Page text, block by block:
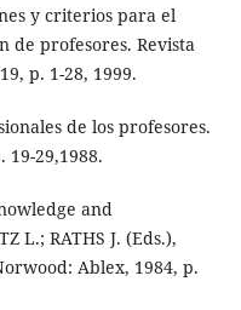
y criterios para el
de profesores. Revista
p. 1-28, 1999.
de los profesores.
19-29,1988.
and
L.; RATHS J. (Eds.),
Ablex, 1984, p.